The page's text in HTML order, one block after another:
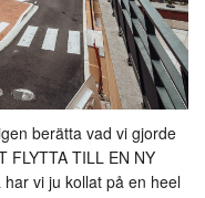
berätta vad vi gjorde
FLYTTA TILL EN NY
har vi ju kollat på en heel